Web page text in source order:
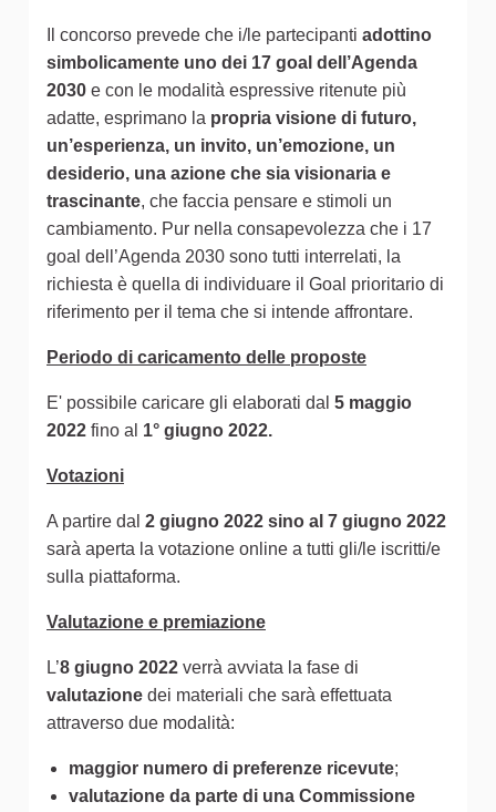
Il concorso prevede che i/le partecipanti adottino
simbolicamente uno dei 17 goal dell’Agenda
2030 e con le modalità espressive ritenute più
adatte, esprimano la propria visione di futuro,
un’esperienza, un invito, un’emozione, un
desiderio, una azione che sia visionaria e
trascinante, che faccia pensare e stimoli un
cambiamento. Pur nella consapevolezza che i 17
goal dell’Agenda 2030 sono tutti interrelati, la
richiesta è quella di individuare il Goal prioritario di
riferimento per il tema che si intende affrontare.
Periodo di caricamento delle proposte
E' possibile caricare gli elaborati dal 5 maggio
2022 fino al 1° giugno 2022.
Votazioni
A partire dal 2 giugno 2022 sino al 7 giugno 2022
sarà aperta la votazione online a tutti gli/le iscritti/e
sulla piattaforma.
Valutazione e premiazione
L’8 giugno 2022 verrà avviata la fase di
valutazione dei materiali che sarà effettuata
attraverso due modalità:
maggior numero di preferenze ricevute;
valutazione da parte di una Commissione